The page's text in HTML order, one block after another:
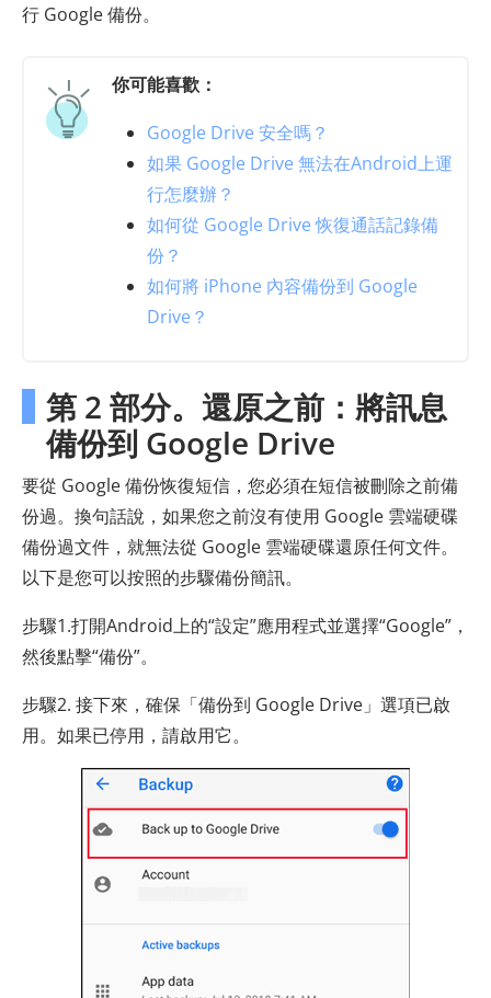
行 Google 備份。
你可能喜歡：
Google Drive 安全嗎？
如果 Google Drive 無法在Android上運
行怎麼辦？
如何從 Google Drive 恢復通話記錄備
份？
如何將 iPhone 內容備份到 Google
Drive？
第 2 部分。還原之前：將訊息
備份到 Google Drive
要從 Google 備份恢復短信，您必須在短信被刪除之前備
份過。換句話說，如果您之前沒有使用 Google 雲端硬碟
備份過文件，就無法從 Google 雲端硬碟還原任何文件。
以下是您可以按照的步驟備份簡訊。
步驟1.打開Android上的“設定”應用程式並選擇“Google”，
然後點擊“備份”。
步驟2. 接下來，確保「備份到 Google Drive」選項已啟
用。如果已停用，請啟用它。